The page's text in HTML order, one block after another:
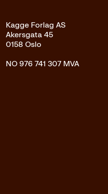
Kagge Forlag AS
Akersgata 45
0158 Oslo
NO 976 741 307 MVA